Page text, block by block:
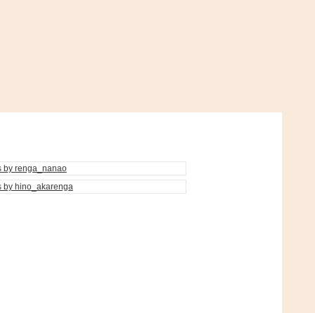
by renga_nanao
by hino_akarenga